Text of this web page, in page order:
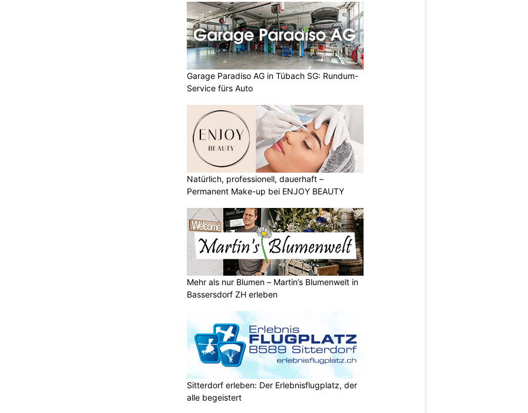
Garage Paradiso AG in Tübach SG: Rundum-
Service fürs Auto
Natürlich, professionell, dauerhaft –
Permanent Make-up bei ENJOY BEAUTY
Mehr als nur Blumen – Martin’s Blumenwelt in
Bassersdorf ZH erleben
Sitterdorf erleben: Der Erlebnisflugplatz, der
alle begeistert